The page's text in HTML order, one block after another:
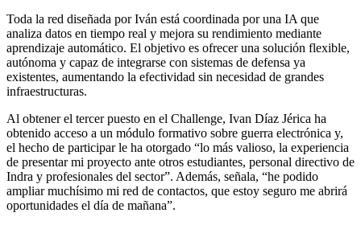
Toda la red diseñada por Iván está coordinada por una IA que
analiza datos en tiempo real y mejora su rendimiento mediante
aprendizaje automático. El objetivo es ofrecer una solución flexible,
autónoma y capaz de integrarse con sistemas de defensa ya
existentes, aumentando la efectividad sin necesidad de grandes
infraestructuras.
Al obtener el tercer puesto en el Challenge, Ivan Díaz Jérica ha
obtenido acceso a un módulo formativo sobre guerra electrónica y,
el hecho de participar le ha otorgado “lo más valioso, la experiencia
de presentar mi proyecto ante otros estudiantes, personal directivo de
Indra y profesionales del sector”. Además, señala, “he podido
ampliar muchísimo mi red de contactos, que estoy seguro me abrirá
oportunidades el día de mañana”.